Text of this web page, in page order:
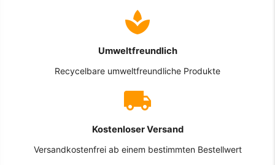
Umweltfreundlich
Recycelbare umweltfreundliche Produkte
Kostenloser Versand
Versandkostenfrei ab einem bestimmten Bestellwert